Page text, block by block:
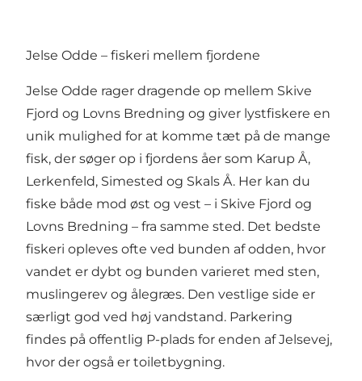
Jelse Odde – fiskeri mellem fjordene
Jelse Odde rager dragende op mellem Skive
Fjord og Lovns Bredning og giver lystfiskere en
unik mulighed for at komme tæt på de mange
fisk, der søger op i fjordens åer som Karup Å,
Lerkenfeld, Simested og Skals Å. Her kan du
fiske både mod øst og vest – i Skive Fjord og
Lovns Bredning – fra samme sted. Det bedste
fiskeri opleves ofte ved bunden af odden, hvor
vandet er dybt og bunden varieret med sten,
muslingerev og ålegræs. Den vestlige side er
særligt god ved høj vandstand. Parkering
findes på offentlig P-plads for enden af Jelsevej,
hvor der også er toiletbygning.